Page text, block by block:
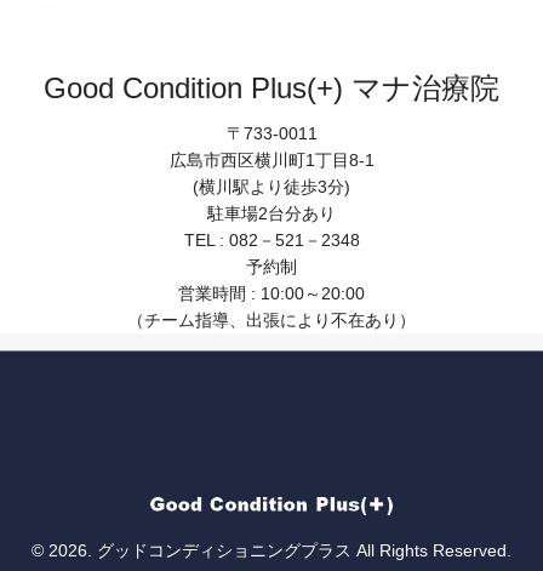
Good Condition Plus(+) マナ治療院
〒733-0011
広島市西区横川町1丁目8-1
(横川駅より徒歩3分)
駐車場2台分あり
TEL : 082－521－2348
予約制
営業時間 : 10:00～20:00
（チーム指導、出張により不在あり）
© 2026. グッドコンディショニングプラス All Rights Reserved.